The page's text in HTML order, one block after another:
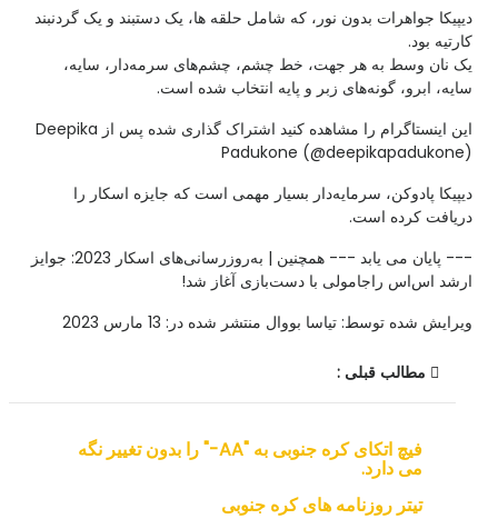
دیپیکا جواهرات بدون نور، که شامل حلقه ها، یک دستبند و یک گردنبند
کارتیه بود.
یک نان وسط به هر جهت، خط چشم، چشم‌های سرمه‌دار، سایه،
سایه، ابرو، گونه‌های زبر و پایه انتخاب شده است.
این اینستاگرام را مشاهده کنید اشتراک گذاری شده پس از Deepika
Padukone (@deepikapadukone)
دیپیکا پادوکن، سرمایه‌دار بسیار مهمی است که جایزه اسکار را
دریافت کرده است.
--- پایان می یابد --- همچنین | به‌روزرسانی‌های اسکار 2023: جوایز
ارشد اس‌اس راجامولی با دست‌بازی آغاز شد!
ویرایش شده توسط: تیاسا بووال منتشر شده در: 13 مارس 2023
مطالب قبلی :
فیچ اتکای کره جنوبی به "AA-" را بدون تغییر نگه
می دارد.
تیتر روزنامه های کره جنوبی